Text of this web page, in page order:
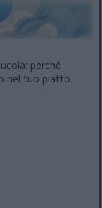
perché
nel tuo piatto